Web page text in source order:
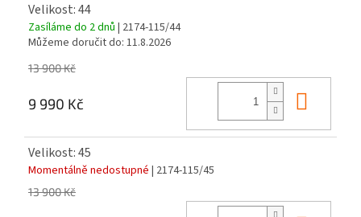
Velikost: 44
Zasíláme do 2 dnů | 2174-115/44
Můžeme doručit do: 11.8.2026
13 900 Kč
9 990 Kč
Velikost: 45
Momentálně nedostupné | 2174-115/45
13 900 Kč